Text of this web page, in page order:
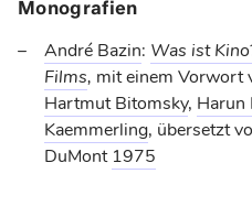
Monografien
André Bazin: Was ist
Films, mit einem Vorwort
Hartmut Bitomsky, Harun
Kaemmerling, übersetzt
DuMont 1975